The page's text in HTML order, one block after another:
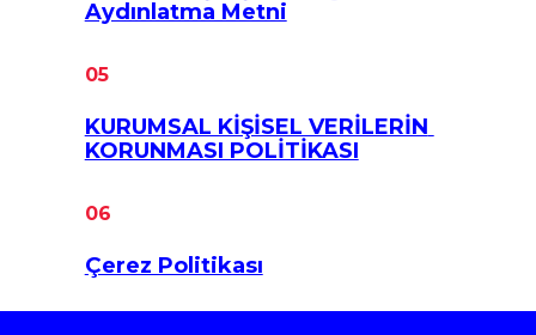
Aydınlatma Metni
05
KURUMSAL KİŞİSEL VERİLERİN
KORUNMASI POLİTİKASI
06
Çerez Politikası